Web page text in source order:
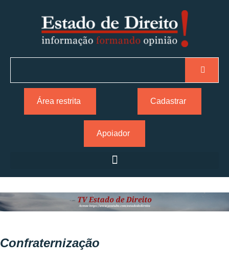
Área restrita Cadastrar
Apoiador
Confraternização